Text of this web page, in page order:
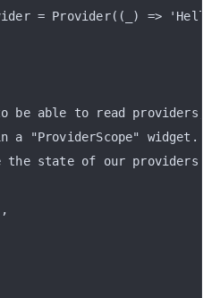
= Provider((_) =>
be able to read providers,
a "ProviderScope" widget.
the state of our providers